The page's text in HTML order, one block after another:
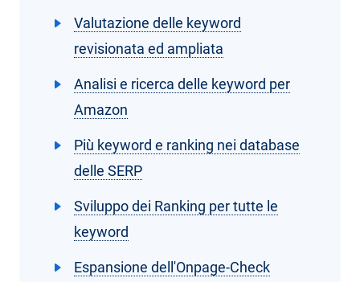
Valutazione delle keyword
revisionata ed ampliata
Analisi e ricerca delle keyword per
Amazon
Più keyword e ranking nei database
delle SERP
Sviluppo dei Ranking per tutte le
keyword
Espansione dell'Onpage-Check